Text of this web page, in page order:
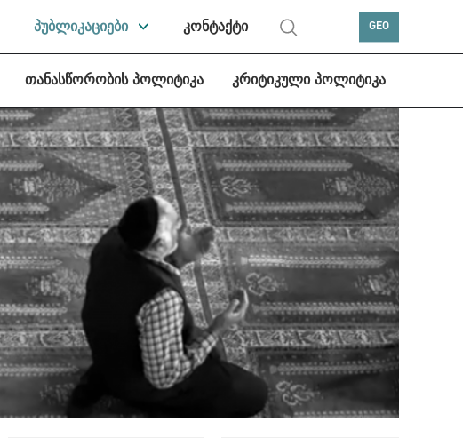
პუბლიკაციები კონტაქტი GEO
თანასწორობის პოლიტიკა კრიტიკული პოლიტიკა